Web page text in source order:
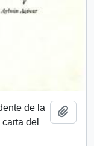
de la
del